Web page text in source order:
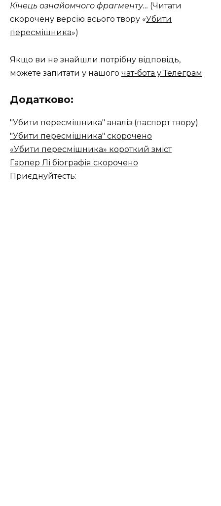
Кінець ознайомчого фрагменту… (Читати
скорочену версію всього твору «Убити
пересмішника»)
Якщо ви не знайшли потрібну відповідь,
можете запитати у нашого чат-бота у Телеграм.
Додатково:
"Убити пересмішника" аналіз (паспорт твору)
"Убити пересмішника" скорочено
«Убити пересмішника» короткий зміст
Гарпер Лі біографія скорочено
Приєднуйтесть: